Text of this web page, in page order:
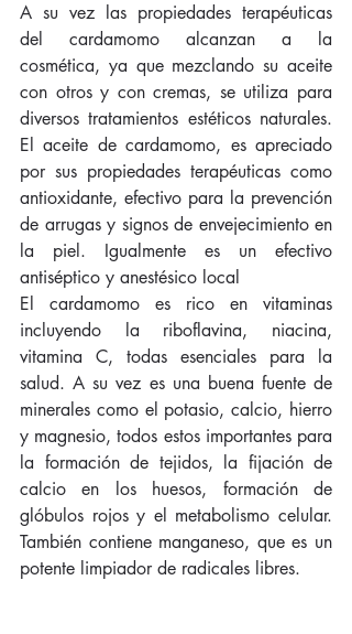
A su vez las propiedades terapéuticas
del cardamomo alcanzan a la
cosmética, ya que mezclando su aceite
con otros y con cremas, se utiliza para
diversos tratamientos estéticos naturales.
El aceite de cardamomo, es apreciado
por sus propiedades terapéuticas como
antioxidante, efectivo para la prevención
de arrugas y signos de envejecimiento en
la piel. Igualmente es un efectivo
antiséptico y anestésico local
El cardamomo es rico en vitaminas
incluyendo la riboflavina, niacina,
vitamina C, todas esenciales para la
salud. A su vez es una buena fuente de
minerales como el potasio, calcio, hierro
y magnesio, todos estos importantes para
la formación de tejidos, la fijación de
calcio en los huesos, formación de
glóbulos rojos y el metabolismo celular.
También contiene manganeso, que es un
potente limpiador de radicales libres.